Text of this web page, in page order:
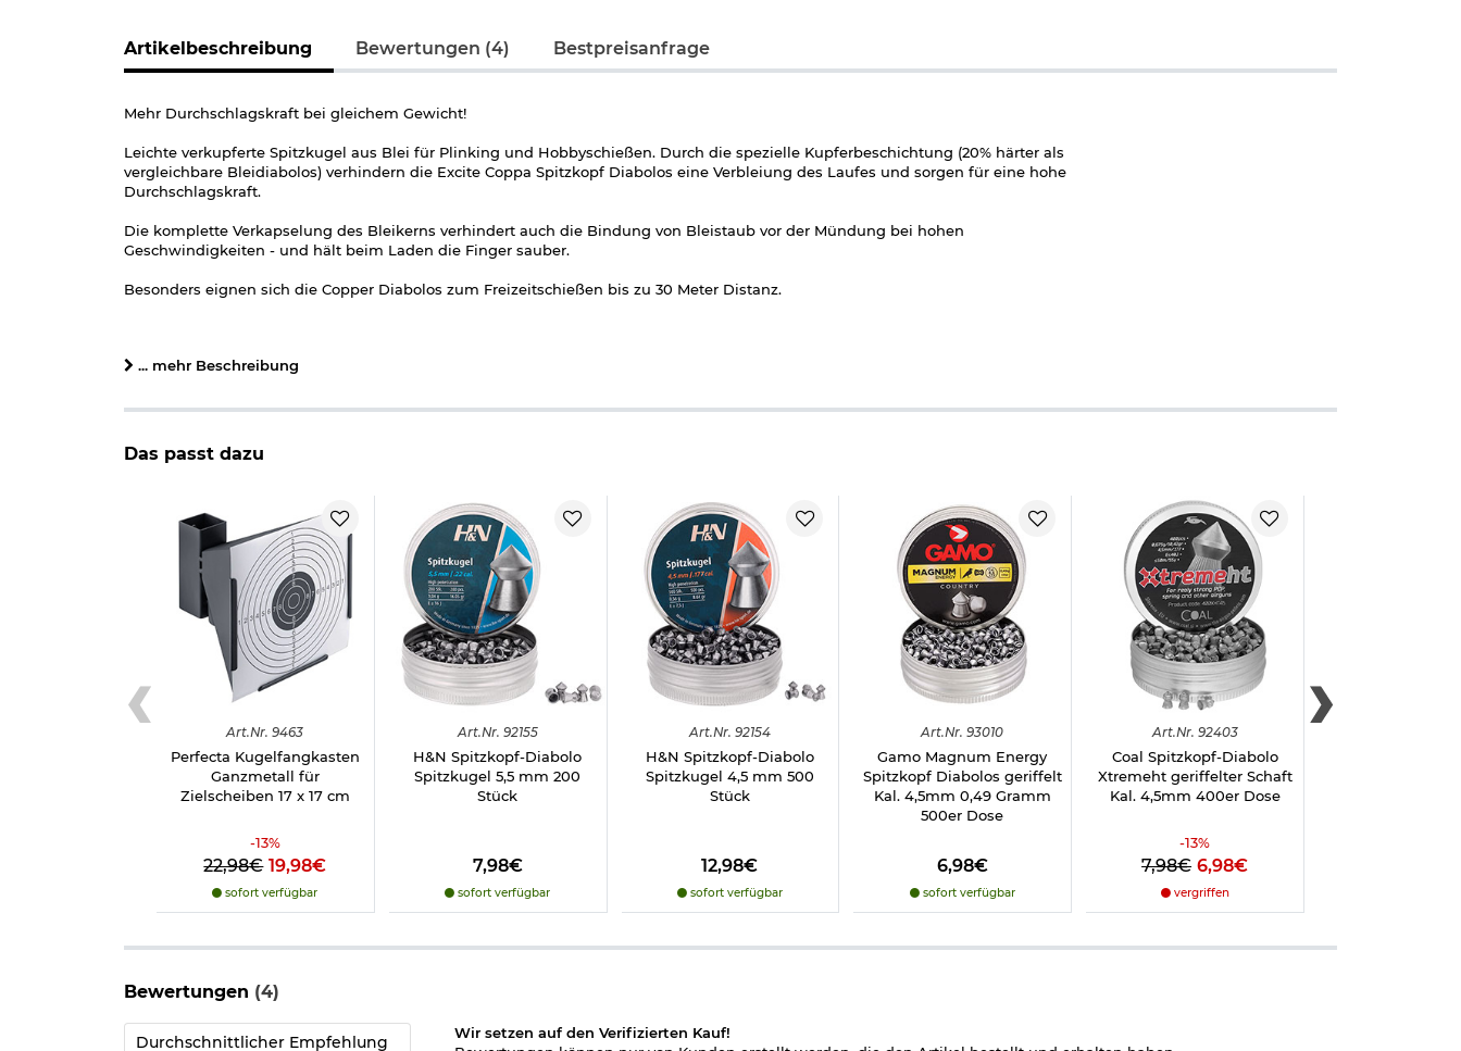
Artikelbeschreibung Bewertungen (4) Bestpreisanfrage
Mehr Durchschlagskraft bei gleichem Gewicht!
Leichte verkupferte Spitzkugel aus Blei für Plinking und Hobbyschießen. Durch die spezielle Kupferbeschichtung (20% härter als
vergleichbare Bleidiabolos) verhindern die Excite Coppa Spitzkopf Diabolos eine Verbleiung des Laufes und sorgen für eine hohe
Durchschlagskraft.
Die komplette Verkapselung des Bleikerns verhindert auch die Bindung von Bleistaub vor der Mündung bei hohen
Geschwindigkeiten - und hält beim Laden die Finger sauber.
Besonders eignen sich die Copper Diabolos zum Freizeitschießen bis zu 30 Meter Distanz.
500 Spitzkopf-Diabolos von H&N
wiederverschließbare Dose
Details zu H&N Spitzkopf-Diabolos Excite Coppa-Spitzkugel 4,5mm:
Kaliber: 4,5 mm (.177 cal.)
Länge pro Diabolo: 6,5 mm
glatter Schaft
empfohlene Mündungsenergie: 3,5 Joule
Distanz: max. 30 Meter
Material: Blei, kupferbeschichtet
Marke: H&N
Made in Germany
Herstellerinformationen
... mehr Beschreibung
Das passt dazu
Art.Nr. 9463
Perfecta Kugelfangkasten
Ganzmetall für
Zielscheiben 17 x 17 cm
-13%
22,98€ 19,98€
sofort verfügbar
Art.Nr. 92155
H&N Spitzkopf-Diabolo
Spitzkugel 5,5 mm 200
Stück
7,98€
sofort verfügbar
Art.Nr. 92154
H&N Spitzkopf-Diabolo
Spitzkugel 4,5 mm 500
Stück
12,98€
sofort verfügbar
Art.Nr. 93010
Gamo Magnum Energy
Spitzkopf Diabolos geriffelt
Kal. 4,5mm 0,49 Gramm
500er Dose
6,98€
sofort verfügbar
Art.Nr. 92403
Coal Spitzkopf-Diabolo
Xtremeht geriffelter Schaft
Kal. 4,5mm 400er Dose
-13%
7,98€ 6,98€
vergriffen
Bewertungen (4)
Durchschnittlicher Empfehlung
Wir setzen auf den Verifizierten Kauf!